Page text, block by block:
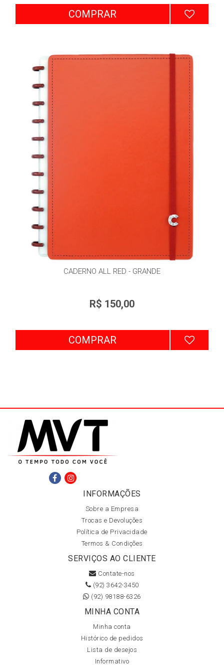
COMPRAR
CADERNO ALL RED - GRANDE
R$ 150,00
COMPRAR
INFORMAÇÕES
Sobre a Empresa
Trocas e Devoluções
Política de Privacidade
Termos & Condições
SERVIÇOS AO CLIENTE
Contate-nos
(92) 3642-3450
(92) 98188-6326
MINHA CONTA
Minha conta
Histórico de pedidos
Lista de desejos
Informativo